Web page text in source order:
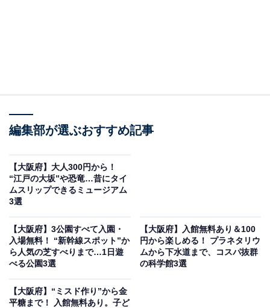
（ハグロトンボなど）の展示・標本コーナーと、芥川流
毎週土曜と第2日曜には「自然工作教室」が開催されて
おり、木の実や葉っぱを使った工作を楽しめます（申込
会・ハグロトンボ調査隊など、自然と人をつなぐイベン
トが年間を通じて豊富に実施されています。
～」を2026年6月28日まで開催中。摂津峡公園と合わせ
編集部が選ぶおすすめ記事
【大阪府】大人300円から！
“江戸の大坂”や恐竜…昔にタイ
ムスリップできるミュージアム
3選
【大阪府】3公園すべて入園・
入場無料！ “新幹線スポット”か
ら人気の芝すべりまで…1日遊
べる公園3選
【大阪府】入館無料あり＆100
円から楽しめる！ プラネタリウ
ムから下水道まで、コスパ抜群
の科学館3選
【大阪府】“ミスド作り”から金
平糖まで！ 入館無料あり。子ど